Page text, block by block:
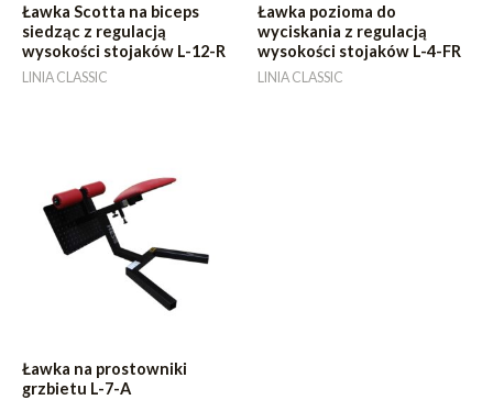
Ławka Scotta na biceps
siedząc z regulacją
wysokości stojaków L-12-R
LINIA CLASSIC
Ławka pozioma do
wyciskania z regulacją
wysokości stojaków L-4-FR
LINIA CLASSIC
Ławka na prostowniki
grzbietu L-7-A